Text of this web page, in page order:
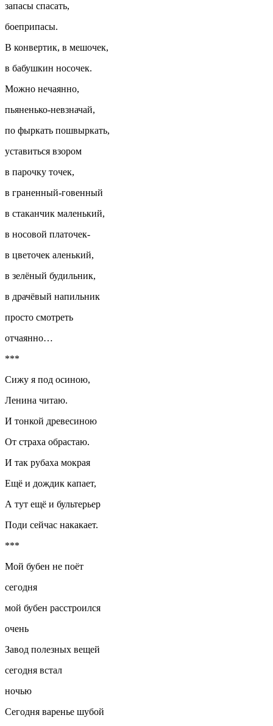
запасы спасать,
боеприпасы.
В конвертик, в мешочек,
в бабушкин носочек.
Можно нечаянно,
пьяненько-невзначай,
по фыркать пошвыркать,
уставиться взором
в парочку точек,
в граненный-говенный
в стаканчик маленький,
в носовой платочек-
в цветочек аленький,
в зелёный будильник,
в драчёвый напильник
просто смотреть
отчаянно…
***
Сижу я под осиною,
Ленина читаю.
И тонкой древесиною
От страха обрастаю.
И так рубаха мокрая
Ещё и дождик капает,
А тут ещё и бультерьер
Поди сейчас накакает.
***
Мой бубен не поёт
сегодня
мой бубен расстроился
очень
Завод полезных вещей
сегодня встал
ночью
Сегодня варенье шубой